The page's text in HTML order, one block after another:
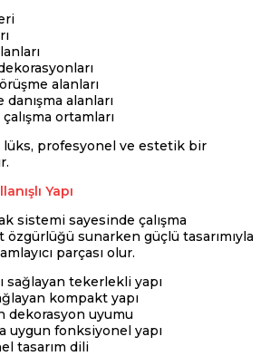
alanları
alanları
ortamları
profesyonel ve estetik bir
Yapı
sistemi sayesinde çalışma
özgürlüğü sunarken güçlü tasarımıyla
parçası olur.
sağlayan tekerlekli yapı
kompakt yapı
dekorasyon uyumu
uygun fonksiyonel yapı
tasarım dili